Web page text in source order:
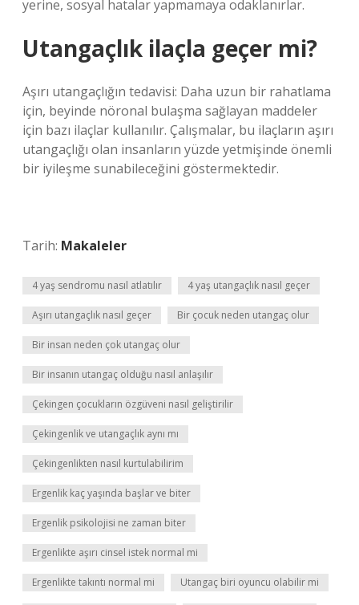
yerine, sosyal hatalar yapmamaya odaklanırlar.
Utangaçlık ilaçla geçer mi?
Aşırı utangaçlığın tedavisi: Daha uzun bir rahatlama
için, beyinde nöronal bulaşma sağlayan maddeler
için bazı ilaçlar kullanılır. Çalışmalar, bu ilaçların aşırı
utangaçlığı olan insanların yüzde yetmişinde önemli
bir iyileşme sunabileceğini göstermektedir.
Tarih: Makaleler
4 yaş sendromu nasıl atlatılır 4 yaş utangaçlık nasıl geçer
Aşırı utangaçlık nasıl geçer Bir çocuk neden utangaç olur
Bir insan neden çok utangaç olur
Bir insanın utangaç olduğu nasıl anlaşılır
Çekingen çocukların özgüveni nasıl geliştirilir
Çekingenlik ve utangaçlık aynı mı
Çekingenlikten nasıl kurtulabilirim
Ergenlik kaç yaşında başlar ve biter
Ergenlik psikolojisi ne zaman biter
Ergenlikte aşırı cinsel istek normal mi
Ergenlikte takıntı normal mi Utangaç biri oyuncu olabilir mi